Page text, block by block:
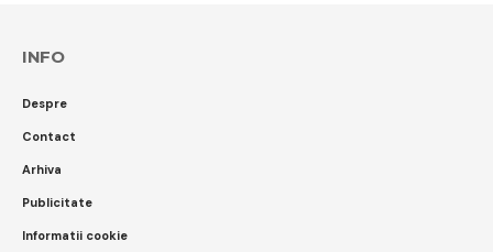
INFO
Despre
Contact
Arhiva
Publicitate
Informatii cookie